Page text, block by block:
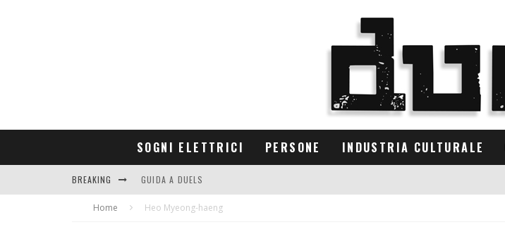
SOGNI ELETTRICI PERSONE INDUSTRIA CULTURALE
BREAKING GUIDA A DUELS
CONTRIBUTORS
Home Heo Myeong-haeng